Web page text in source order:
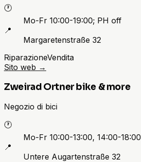
🕐
Mo-Fr 10:00-19:00; PH off
📍
Margaretenstraße 32
RiparazioneVendita
Sito web →
Zweirad Ortner bike & more
Negozio di bici
🕐
Mo-Fr 10:00-13:00, 14:00-18:00
📍
Untere Augartenstraße 32